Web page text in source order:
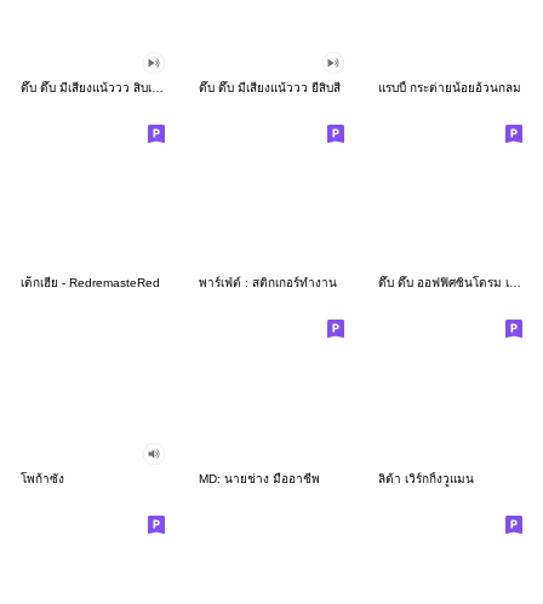
ดึ๊บ ดึ๊บ มีเสียงแน้ววว ยี่สิบสี่ แรบบี้ กระต่ายน้อยอ้วนกลม
เด็กเฮีย - RedremasteRed พาร์เฟ่ต์ : สติกเกอร์ทำงาน ดึ๊บ ดึ๊บ ออฟฟิศซินโดรม เจ็ด
โพก้าซัง MD: นายช่าง มืออาชีพ ลิต้า เวิร์กกิ้งวูแมน